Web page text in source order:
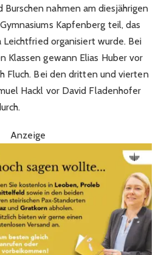
Burschen nahmen am diesjährigen
Kapfenberg teil, das
Leichtfried organisiert wurde. Bei
Klassen gewann Elias Huber vor
Fluch. Bei den dritten und vierten
Hackl vor David Fladenhofer
Anzeige